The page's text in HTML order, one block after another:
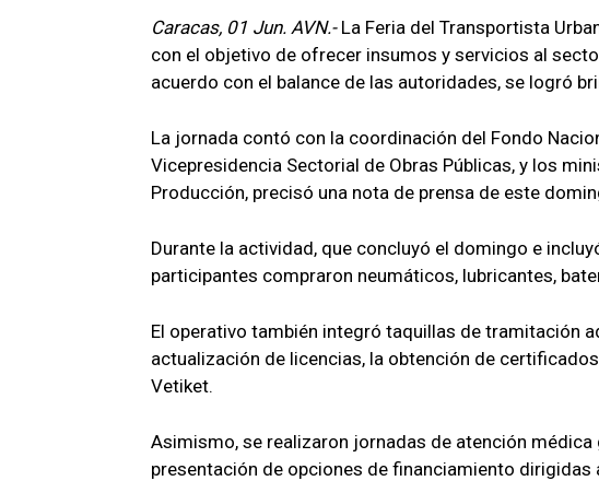
Caracas, 01 Jun. AVN.-La Feria del Transportista
con el objetivo de ofrecer insumos y servicios al
acuerdo con el balance de las autoridades, se logró
La jornada contó con la coordinación del Fondo
Vicepresidencia Sectorial de Obras Públicas, y los
Producción, precisó una nota de prensa de este
Durante la actividad, que concluyó el domingo e
participantes compraron neumáticos, lubricantes,
El operativo también integró taquillas de tramitación
actualización de licencias, la obtención de
Vetiket.
Asimismo, se realizaron jornadas de atención
presentación de opciones de financiamiento dirigidas